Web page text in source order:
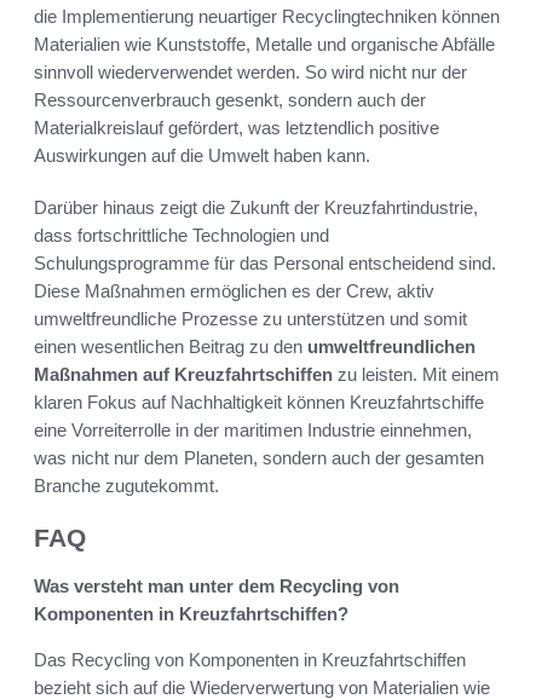
die Implementierung neuartiger Recyclingtechniken können
Materialien wie Kunststoffe, Metalle und organische Abfälle
sinnvoll wiederverwendet werden. So wird nicht nur der
Ressourcenverbrauch gesenkt, sondern auch der
Materialkreislauf gefördert, was letztendlich positive
Auswirkungen auf die Umwelt haben kann.
Darüber hinaus zeigt die Zukunft der Kreuzfahrtindustrie,
dass fortschrittliche Technologien und
Schulungsprogramme für das Personal entscheidend sind.
Diese Maßnahmen ermöglichen es der Crew, aktiv
umweltfreundliche Prozesse zu unterstützen und somit
einen wesentlichen Beitrag zu den umweltfreundlichen
Maßnahmen auf Kreuzfahrtschiffen zu leisten. Mit einem
klaren Fokus auf Nachhaltigkeit können Kreuzfahrtschiffe
eine Vorreiterrolle in der maritimen Industrie einnehmen,
was nicht nur dem Planeten, sondern auch der gesamten
Branche zugutekommt.
FAQ
Was versteht man unter dem Recycling von
Komponenten in Kreuzfahrtschiffen?
Das Recycling von Komponenten in Kreuzfahrtschiffen
bezieht sich auf die Wiederverwertung von Materialien wie